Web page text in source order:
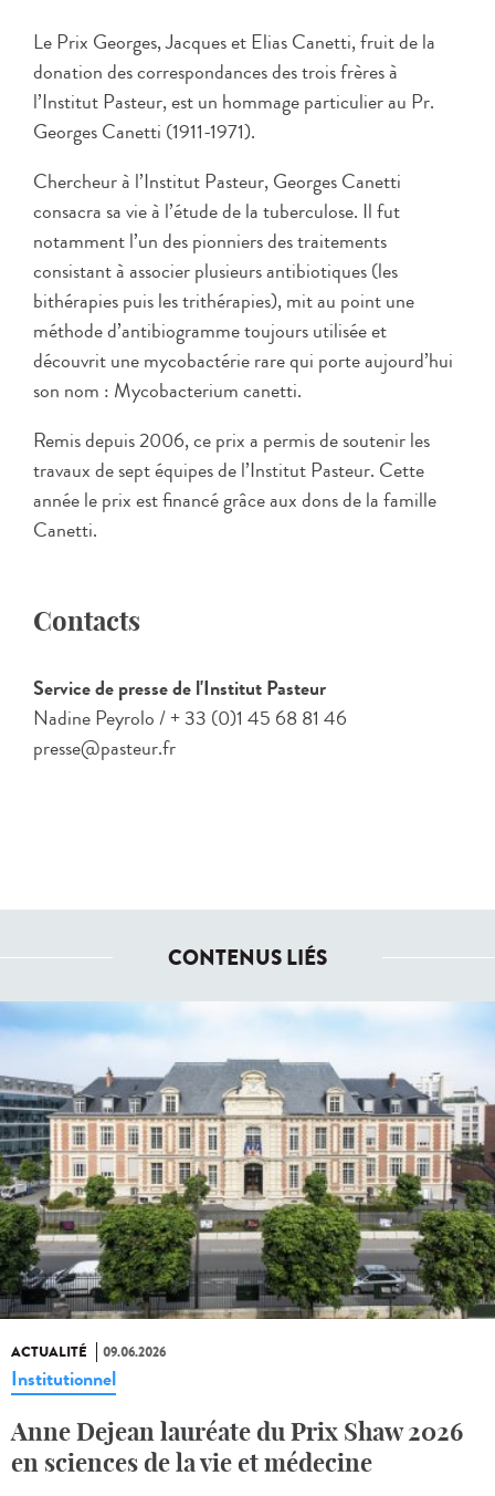
Le Prix Georges, Jacques et Elias Canetti, fruit de la
donation des correspondances des trois frères à
l’Institut Pasteur, est un hommage particulier au Pr.
Georges Canetti (1911-1971).
Chercheur à l’Institut Pasteur, Georges Canetti
consacra sa vie à l’étude de la tuberculose. Il fut
notamment l’un des pionniers des traitements
consistant à associer plusieurs antibiotiques (les
bithérapies puis les trithérapies), mit au point une
méthode d’antibiogramme toujours utilisée et
découvrit une mycobactérie rare qui porte aujourd’hui
son nom : Mycobacterium canetti.
Remis depuis 2006, ce prix a permis de soutenir les
travaux de sept équipes de l’Institut Pasteur. Cette
année le prix est financé grâce aux dons de la famille
Canetti.
Contacts
Service de presse de l'Institut Pasteur
Nadine Peyrolo / + 33 (0)1 45 68 81 46
presse@pasteur.fr
CONTENUS LIÉS
ACTUALITÉ 09.06.2026
Institutionnel
Anne Dejean lauréate du Prix Shaw 2026
en sciences de la vie et médecine